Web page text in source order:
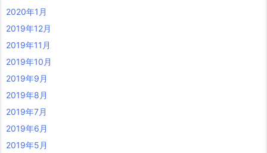
2020年1月
2019年12月
2019年11月
2019年10月
2019年9月
2019年8月
2019年7月
2019年6月
2019年5月